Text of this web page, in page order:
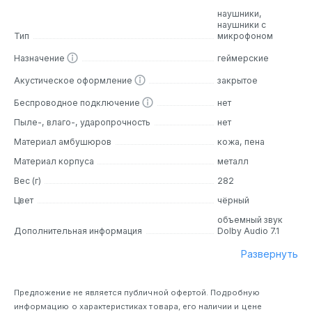
Тип
наушники,
наушники с
микрофоном
Назначение геймерские
Акустическое оформление закрытое
Беспроводное подключение
нет
Пыле-, влаго-, ударопрочность
нет
Материал амбушюров
кожа, пена
Материал корпуса
металл
Вес (г)
282
Цвет
чёрный
Дополнительная информация
объемный звук
Dolby Audio 7.1
Развернуть
Предложение не является публичной офертой. Подробную
информацию о характеристиках товара, его наличии и цене